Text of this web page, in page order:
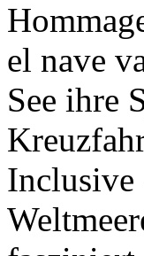
el nave
See ihre
Inclusive